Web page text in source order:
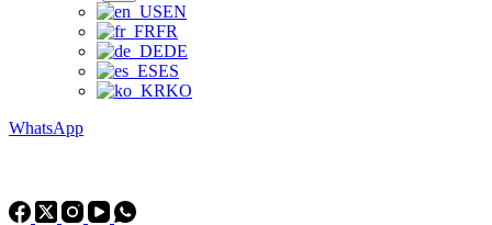
EN
FR
DE
ES
KO
WhatsApp